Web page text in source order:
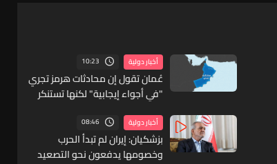
أخبار دولية 10:23
عُمان تقول إن محادثات هرمز تجري
"في أجواء إيجابية" لكنها تستنكر
أخبار دولية 08:46
بزشكيان: إيران لم تبدأ الحرب
وخصومها يدفعون نحو التصعيد